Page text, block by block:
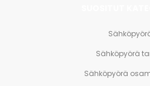
Sähköpyörä
Sähköpyörä